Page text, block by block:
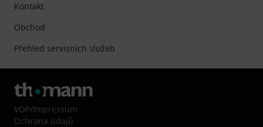
Kontakt
Obchod
Přehled servisních služeb
VOP/Impressum
Ochrana údajů